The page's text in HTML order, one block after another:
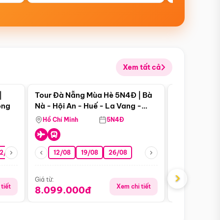
Xem tất cả
08 26/08 05/09 09/09 12/09
tiết
Điểm nổi bật
Tour Đà Nẵng Mùa Hè 5N4Đ | Bà
Nà - Hội An - Huế - La Vang -
Động Thiên Đường
Hồ Chí Minh 5N4Đ
12/08 19/08 26/08
Giá từ:
8.099.000đ Xem chi tiết
Giá từ:
›